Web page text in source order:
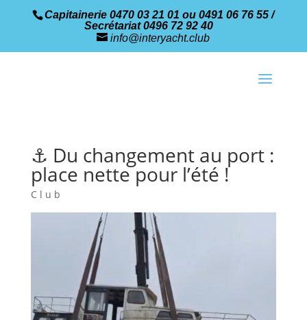
Capitainerie 0470 03 21 01 ou 0491 06 76 55 /
Secrétariat 0496 72 92 40
info@interyacht.club
⚓ Du changement au port :
place nette pour l’été !
Club